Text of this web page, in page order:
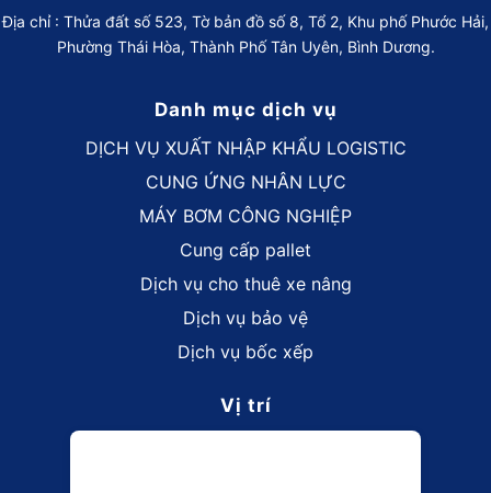
Địa chỉ : Thửa đất số 523, Tờ bản đồ số 8, Tổ 2, Khu phố Phước Hải,
Phường Thái Hòa, Thành Phố Tân Uyên, Bình Dương.
Danh mục dịch vụ
DỊCH VỤ XUẤT NHẬP KHẨU LOGISTIC
CUNG ỨNG NHÂN LỰC
MÁY BƠM CÔNG NGHIỆP
Cung cấp pallet
Dịch vụ cho thuê xe nâng
Dịch vụ bảo vệ
Dịch vụ bốc xếp
Vị trí